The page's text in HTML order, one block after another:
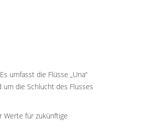
umfasst die Flüsse „Una“
um die Schlucht des Flusses
Werte für zukünftige